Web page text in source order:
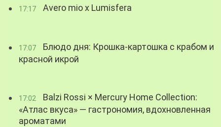
17:17 Avero mio x Lumisfera
17:07
Блюдо дня: Крошка-картошка с крабом и
красной икрой
17:02
Balzi Rossi × Mercury Home Collection:
«Атлас вкуса» — гастрономия, вдохновленная
ароматами